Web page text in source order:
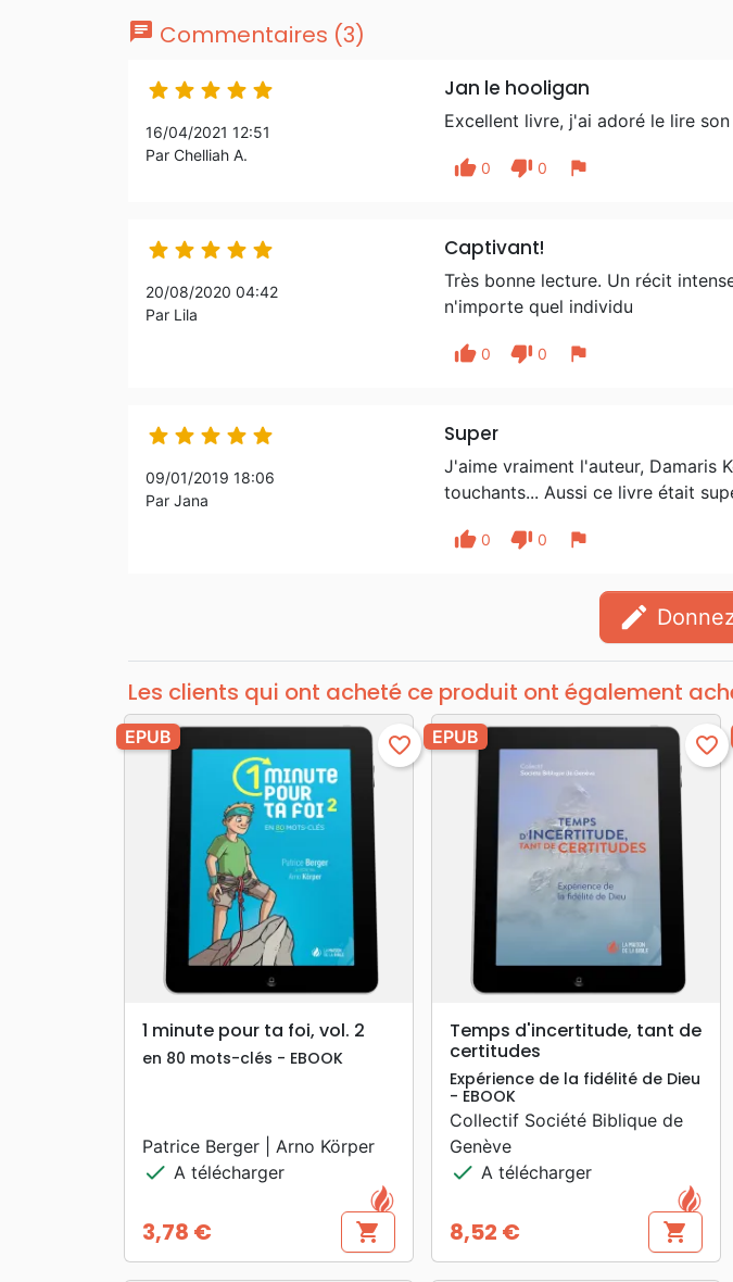
chat Commentaires (3)
    
16/04/2021 12:51
Par Chelliah A.
Jan le hooligan
Excellent livre, j'ai adoré le lire
thumb_up 0 thumb_down 0 flag
    
20/08/2020 04:42
Par Lila
Captivant!
Très bonne lecture. Un récit
n'importe quel individu
thumb_up 0 thumb_down 0 flag
    
09/01/2019 18:06
Par Jana
Super
J'aime vraiment l'auteur, Damaris
touchants... Aussi ce livre était
thumb_up 0 thumb_down 0 flag
edit
Les clients qui ont acheté ce produit ont également
search APERÇU RAPIDE
EPUB favorite_border
1 minute pour ta foi, vol. 2
en 80 mots-clés - EBOOK
Patrice Berger | Arno Körper
check A télécharger
Prix
3,78 € shopping_cart
APERÇU RAPIDE
EPUB favorite_border
Temps d'incertitude, tant de
certitudes
Expérience de la fidélité de Dieu
- EBOOK
Collectif Société Biblique de
Genève
check A télécharger
Prix
8,52 € shopping_cart